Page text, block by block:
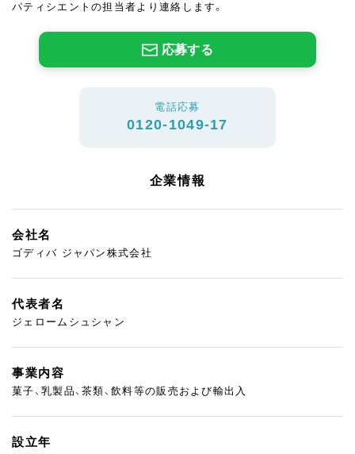
パティシエントの担当者より連絡します。
応募する
電話応募
0120-1049-17
企業情報
会社名
ゴディバ ジャパン株式会社
代表者名
ジェロームシュシャン
事業内容
菓子、乳製品、茶類、飲料等の販売および輸出入
設立年